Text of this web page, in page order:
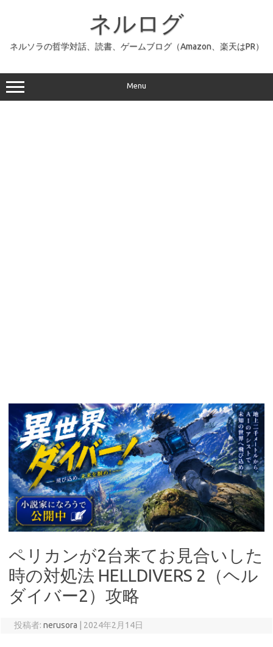
ッ
プ
ネルログ
ネルソラの哲学対話、読書、ゲームブログ（Amazon、楽天はPR）
Menu
ペリカンが2台来てお見合いした
時の対処法 HELLDIVERS 2（ヘル
ダイバー2）攻略
投稿者: nerusora 2024年2月14日